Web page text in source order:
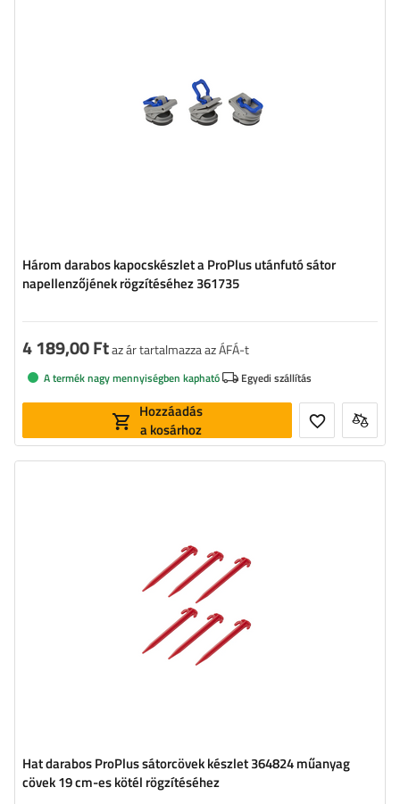
Három darabos kapocskészlet a ProPlus utánfutó sátor
napellenzőjének rögzítéséhez 361735
4 189,00 Ftaz ár tartalmazza az ÁFÁ-t
A termék nagy mennyiségben kapható Egyedi szállítás
Hozzáadás
a kosárhoz
Hat darabos ProPlus sátorcövek készlet 364824 műanyag
cövek 19 cm-es kötél rögzítéséhez